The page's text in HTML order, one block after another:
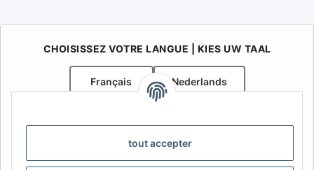
tout accepter
CHOISISSEZ VOTRE LANGUE | KIES UW TAAL
Français Nederlands
specialist in onderdelen voor aanhangwagens
Contact:info@afatek.com